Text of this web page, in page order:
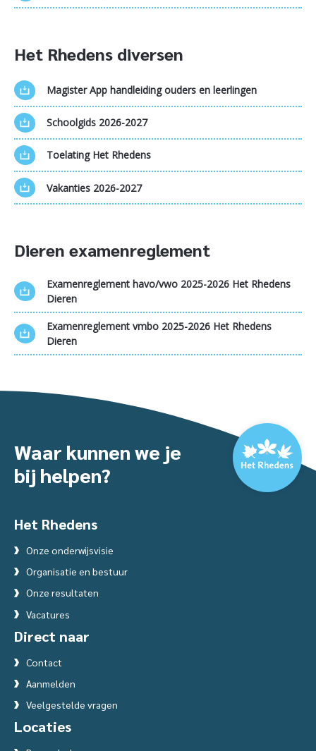
Het Rhedens diversen
Magister App handleiding ouders en leerlingen
Schoolgids 2026-2027
Toelating Het Rhedens
Vakanties 2026-2027
Dieren examenreglement
Examenreglement havo/vwo 2025-2026 Het Rhedens
Dieren
Examenreglement vmbo 2025-2026 Het Rhedens
Dieren
Waar kunnen we je
bij helpen?
Het Rhedens
Onze onderwijsvisie
Organisatie en bestuur
Onze resultaten
Vacatures
Direct naar
Contact
Aanmelden
Veelgestelde vragen
Locaties